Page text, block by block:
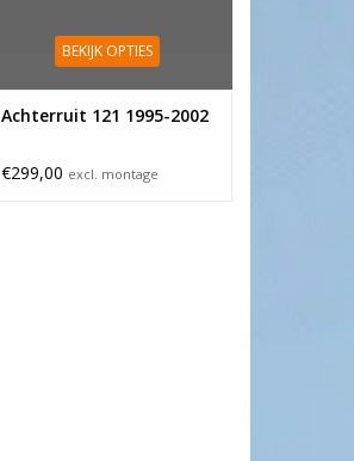
BEKIJK OPTIES
Achterruit 121 1995-2002
€299,00 excl. montage